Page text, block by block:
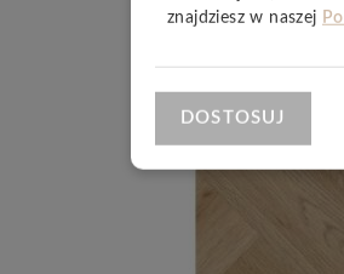
znajdziesz w naszej
DOSTOSUJ